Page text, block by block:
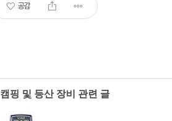
공감
캠핑 및 등산 장비 관련 글